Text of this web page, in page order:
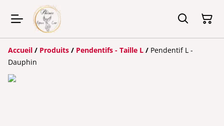
Accueil / Produits / Pendentifs - Taille L / Pendentif L -
Dauphin